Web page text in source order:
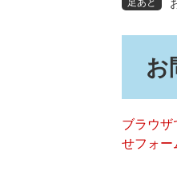
お
ブラウ
せフォー